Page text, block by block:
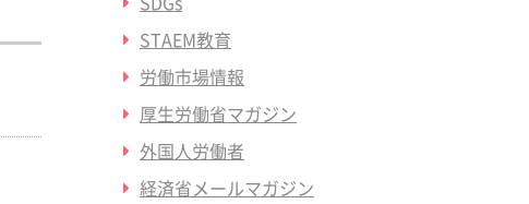
STAEM教育
労働市場情報
厚生労働省マガジン
外国人労働者
経済省メールマガジン